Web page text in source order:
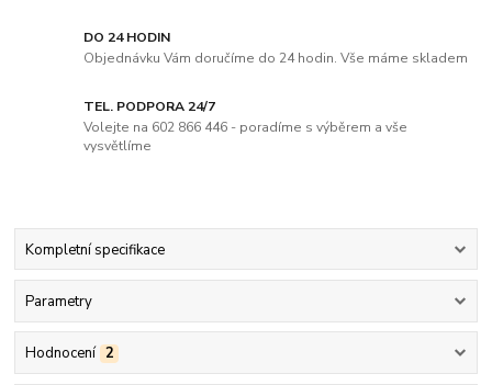
DO 24 HODIN
Objednávku Vám doručíme do 24 hodin. Vše máme skladem
TEL. PODPORA 24/7
Volejte na 602 866 446 - poradíme s výběrem a vše
vysvětlíme
Kompletní specifikace
Parametry
Hodnocení 2